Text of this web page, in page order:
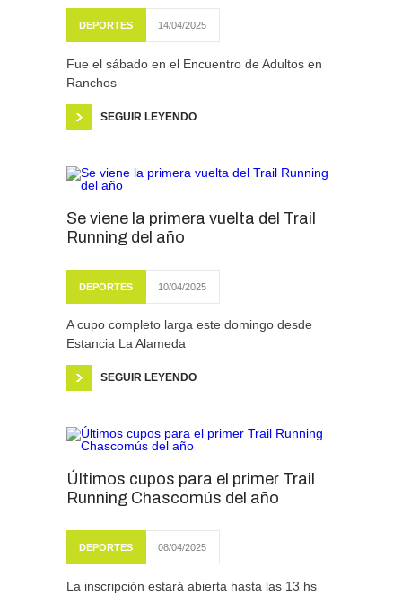
DEPORTES 14/04/2025
Fue el sábado en el Encuentro de Adultos en
Ranchos
SEGUIR LEYENDO
Se viene la primera vuelta del Trail
Running del año
DEPORTES 10/04/2025
A cupo completo larga este domingo desde
Estancia La Alameda
SEGUIR LEYENDO
Últimos cupos para el primer Trail
Running Chascomús del año
DEPORTES 08/04/2025
La inscripción estará abierta hasta las 13 hs